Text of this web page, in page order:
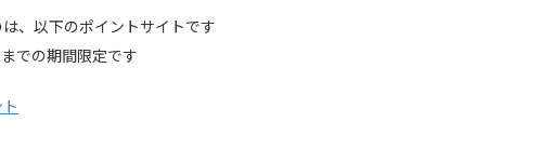
、以下のポイントサイトです
での期間限定です